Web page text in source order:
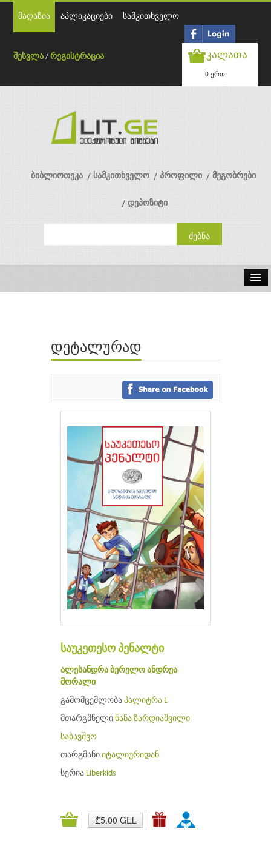
მაღაზია აპლიკაციები სამკითხველო
შესვლა /რეგისტრაცია კალათა
0 ერთ.
ბიბლიოთეკა სამკითხველო პროფილი მეგობრები
დეპოზიტი
ავტორები
გამომცემლობები
დეტალურად
საუკეთესო პენალტი
ალესანდრა ბერელო ანდრეა
მორალი
გამომცემლობა პალიტრა L
მთარგმნელი ნანა ზარდიაშვილი
საბავშვო
თარგმანი იტალიურიდან
სერია Liberkids
₾5.00 GEL